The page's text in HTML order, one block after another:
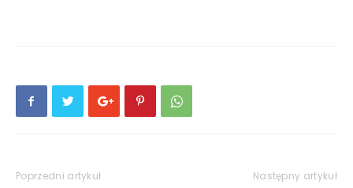
Poprzedni artykuł Następny artykuł